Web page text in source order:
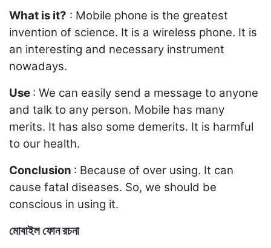
What is it? : Mobile phone is the greatest
invention of science. It is a wireless phone. It is
an interesting and necessary instrument
nowadays.
Use : We can easily send a message to anyone
and talk to any person. Mobile has many
merits. It has also some demerits. It is harmful
to our health.
Conclusion : Because of over using. It can
cause fatal diseases. So, we should be
conscious in using it.
মােবাইল ফোন রচনা